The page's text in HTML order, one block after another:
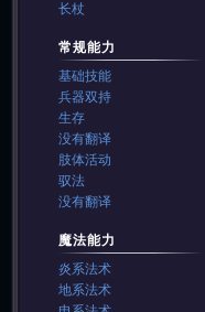
长杖
常规能力
基础技能
兵器双持
生存
没有翻译
肢体活动
驭法
没有翻译
魔法能力
炎系法术
地系法术